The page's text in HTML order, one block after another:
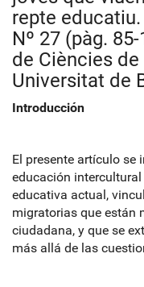
repte educatiu.
Nº 27 (pàg.
de Ciències de
Universitat de
Introducción
El presente artículo se
educación
educativa actual,
migratorias que están
ciudadana, y que se
más allá de las